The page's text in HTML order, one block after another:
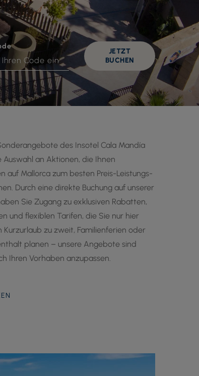
JETZT
BUCHEN
des Insotel Cala Mandía
Auswahl an Aktionen, die Ihnen
auf Mallorca zum besten Preis-Leistungs-
Durch eine direkte Buchung auf unserer
Sie Zugang zu exklusiven Rabatten,
und flexiblen Tarifen, die Sie nur hier
Kurzurlaub zu zweit, Familienferien oder
planen – unsere Angebote sind
Ihren Vorhaben anzupassen.